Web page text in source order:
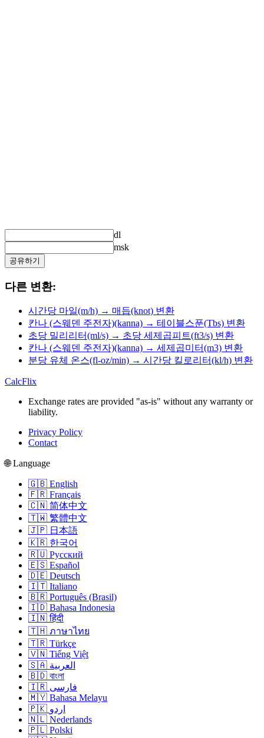
dl
msk
공유하기
다른 변환:
시간당 마일(m/h) → 매듭(knot) 변환
칸나 (스웨덴 주전자)(kanna) → 테이블스푼(Tbs) 변환
초당 밀리리터(ml/s) → 초당 세제곱피트(ft3/s) 변환
칸나 (스웨덴 주전자)(kanna) → 세제곱미터(m3) 변환
분당 유체 온스(fl-oz/min) → 시간당 킬로리터(kl/h) 변환
CalcFlix
Exchange rates are provided "as-is" without any warranty or
liability.
Privacy Policy
Contact
🌐 Language
🇬🇧 English
🇫🇷 Français
🇨🇳 简体中文
🇹🇼 繁體中文
🇯🇵 日本語
🇰🇷 한국어
🇷🇺 Русский
🇪🇸 Español
🇩🇪 Deutsch
🇮🇹 Italiano
🇧🇷 Português (Brasil)
🇮🇩 Bahasa Indonesia
🇮🇳 हिंदी
🇹🇭 ภาษาไทย
🇹🇷 Türkçe
🇻🇳 Tiếng Việt
🇸🇦 العربية
🇧🇩 বাংলা
🇮🇷 فارسی
🇲🇾 Bahasa Melayu
🇵🇰 اردو
🇳🇱 Nederlands
🇵🇱 Polski